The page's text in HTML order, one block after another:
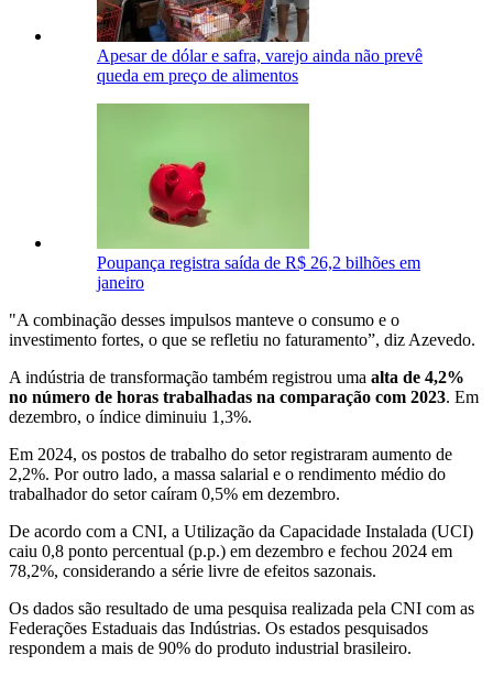
Apesar de dólar e safra, varejo ainda não prevê
queda em preço de alimentos
Poupança registra saída de R$ 26,2 bilhões em
janeiro
"A combinação desses impulsos manteve o consumo e o
investimento fortes, o que se refletiu no faturamento”, diz Azevedo.
A indústria de transformação também registrou uma alta de 4,2%
no número de horas trabalhadas na comparação com 2023. Em
dezembro, o índice diminuiu 1,3%.
Em 2024, os postos de trabalho do setor registraram aumento de
2,2%. Por outro lado, a massa salarial e o rendimento médio do
trabalhador do setor caíram 0,5% em dezembro.
De acordo com a CNI, a Utilização da Capacidade Instalada (UCI)
caiu 0,8 ponto percentual (p.p.) em dezembro e fechou 2024 em
78,2%, considerando a série livre de efeitos sazonais.
Os dados são resultado de uma pesquisa realizada pela CNI com as
Federações Estaduais das Indústrias. Os estados pesquisados
respondem a mais de 90% do produto industrial brasileiro.